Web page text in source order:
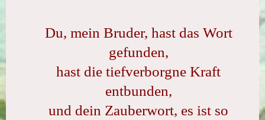
Du, mein Bruder, hast das Wort
gefunden,
hast die tiefverborgne Kraft
entbunden,
und dein Zauberwort, es ist so